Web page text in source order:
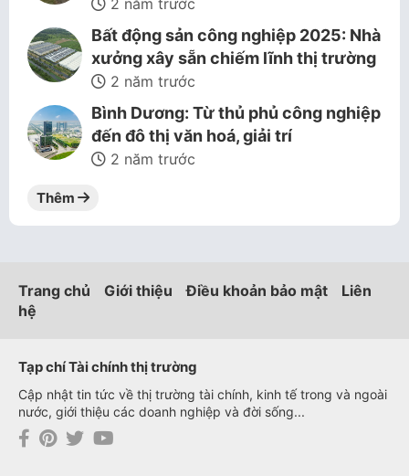
Bất động sản công nghiệp 2025: Nhà
xưởng xây sẵn chiếm lĩnh thị trường
2 năm trước
Bình Dương: Từ thủ phủ công nghiệp
đến đô thị văn hoá, giải trí
2 năm trước
Thêm
Trang chủ Giới thiệu Điều khoản bảo mật
Liên
hệ
Tạp chí Tài chính thị trường
Cập nhật tin tức về thị trường tài chính, kinh tế trong và ngoài
nước, giới thiệu các doanh nghiệp và đời sống...